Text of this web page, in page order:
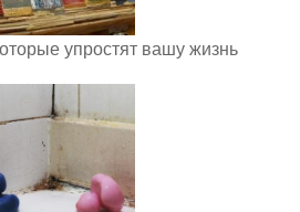
упростят вашу жизнь